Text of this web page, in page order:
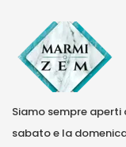
Siamo sempre aperti
sabato e la